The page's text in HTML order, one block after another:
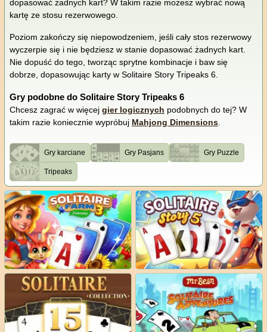
dopasować żadnych kart? W takim razie możesz wybrać nową
kartę ze stosu rezerwowego.
Poziom zakończy się niepowodzeniem, jeśli cały stos rezerwowy
wyczerpie się i nie będziesz w stanie dopasować żadnych kart.
Nie dopuść do tego, tworząc sprytne kombinacje i baw się
dobrze, dopasowując karty w Solitaire Story Tripeaks 6.
Gry podobne do Solitaire Story Tripeaks 6
Chcesz zagrać w więcej gier logicznych podobnych do tej? W
takim razie koniecznie wypróbuj Mahjong Dimensions.
Gry karciane Gry Pasjans Gry Puzzle
Tripeaks